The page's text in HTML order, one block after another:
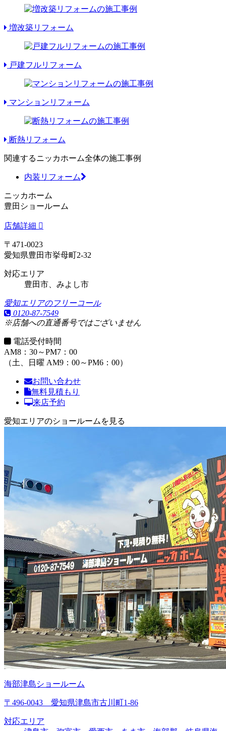
増改築リフォーム
戸建フルリフォーム
マンションリフォーム
断熱リフォーム
関連するニッカホーム全体の施工事例
内装リフォーム
ニッカホーム
豊田ショールーム
店舗詳細
〒471-0023
愛知県豊田市挙母町2-32
対応エリア
豊田市、みよし市
愛知エリアのフリーコール
0120-87-7549
※店舗への直通番号ではございません
電話受付時間
AM8：30～PM7：00
（土、日曜 AM9：00～PM6：00）
お問い合わせ
無料見積もり
来店予約
愛知エリアのショールームを見る
海部津島ショールーム
〒496-0043 愛知県津島市古川町1-86
対応エリア